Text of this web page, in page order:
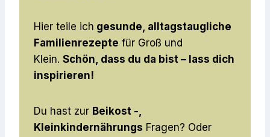
Hier teile ich gesunde, alltagstaugliche
Familienrezepte für Groß und
Klein. Schön, dass du da bist – lass dich
inspirieren!
Du hast zur Beikost -,
Kleinkindernährungs Fragen? Oder